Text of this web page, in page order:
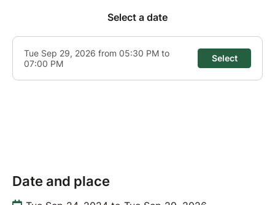
Date and place